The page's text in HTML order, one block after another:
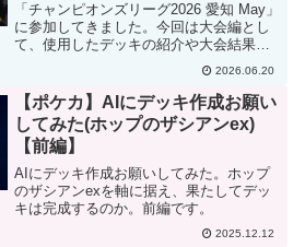
「チャンピオンズリーグ2026 愛知 May」
に参加してきました。今回は大会編とし
て、使用したデッキの紹介や大会結果、
2026.06.20
【ポケカ】AIにデッキ作成お願い
してみた(ホップのザシアンex)
【前編】
AIにデッキ作成お願いしてみた。ホップ
のザシアンexを軸に据え、果たしてデッ
キは完成するのか。前編です。
2025.12.12